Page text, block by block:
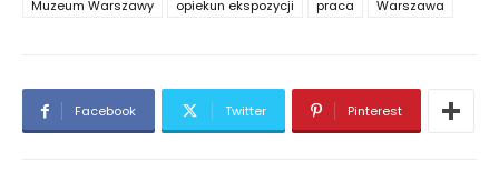
Muzeum Warszawy
opiekun ekspozycji praca Warszawa
Facebook Twitter Pinterest